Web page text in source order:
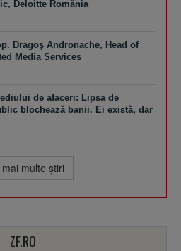
Deloitte România
Dragoş Andronache, Head of
Media Services
de afaceri: Lipsa de
blochează banii. Ei există, dar
mai multe ştiri
ZF.RO